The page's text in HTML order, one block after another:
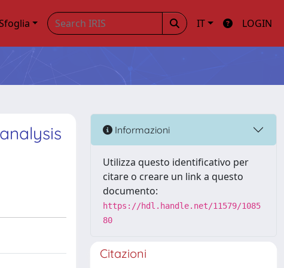
IT LOGIN
Informazioni
Utilizza questo identificativo per
citare o creare un link a questo
documento:
https://hdl.handle.net/11579/1085
80
Citazioni